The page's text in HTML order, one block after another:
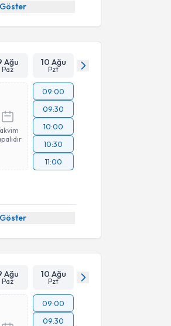
Ağu
Paz
10 Ağu
Pzt
09:00
09:30
10:00
10:30
11:00
Ağu
Paz
10 Ağu
Pzt
09:00
09:30